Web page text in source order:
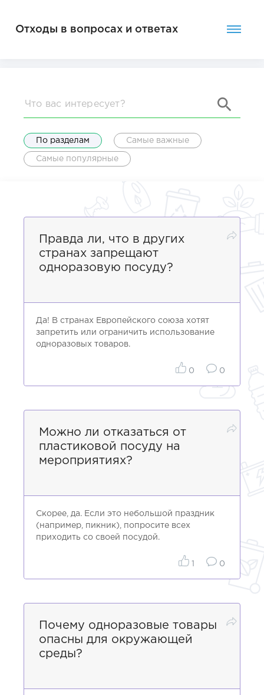
Отходы в вопросах и ответах
По разделам Самые важные
Самые популярные
Правда ли, что в других
странах запрещают
одноразовую посуду?
Да! В странах Европейского союза хотят
запретить или ограничить использование
одноразовых товаров.
0 0
Можно ли отказаться от
пластиковой посуду на
мероприятиях?
Скорее, да. Если это небольшой праздник
(например, пикник), попросите всех
приходить со своей посудой.
1 0
Почему одноразовые товары
опасны для окружающей
среды?